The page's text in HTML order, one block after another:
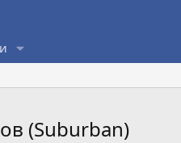
(Suburban)